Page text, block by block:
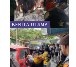
BERITA UTAMA